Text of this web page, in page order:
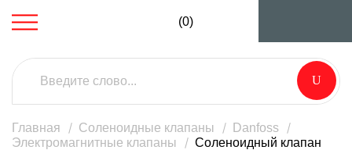
(0)
Главная Соленоидные клапаны
Danfoss
Электромагнитные клапаны
Соленоидный клапан